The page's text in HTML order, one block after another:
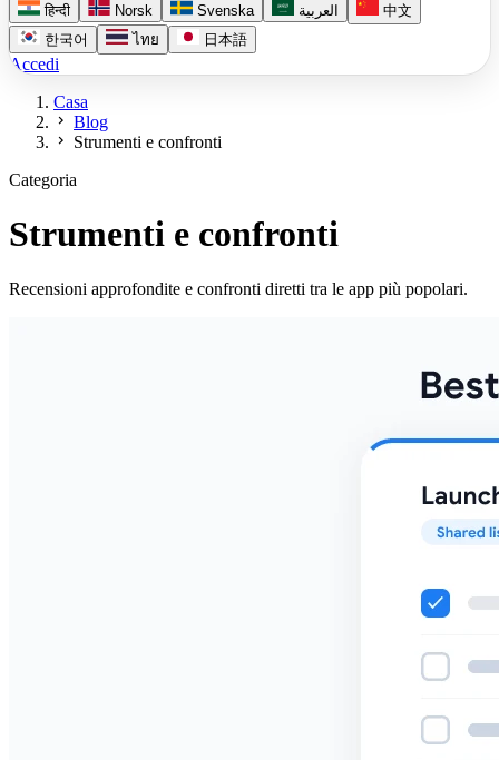
हिन्दी
Norsk Svenska العربية
中文
한국어
ไทย 日本語
Accedi
Casa
chevron_right Blog
chevron_right
Strumenti e confronti
Categoria
Strumenti e confronti
Recensioni approfondite e confronti diretti tra le app più popolari.